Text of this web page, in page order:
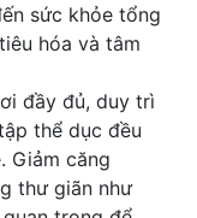
sức khỏe tổng
hóa và tâm
đầy đủ, duy trì
thể dục đều
Giảm căng
thư giãn như